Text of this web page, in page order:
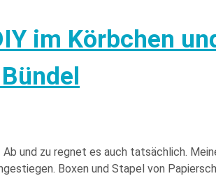
im Körbchen
und zu regnet es auch tatsächlich.
Boxen und Stapel von